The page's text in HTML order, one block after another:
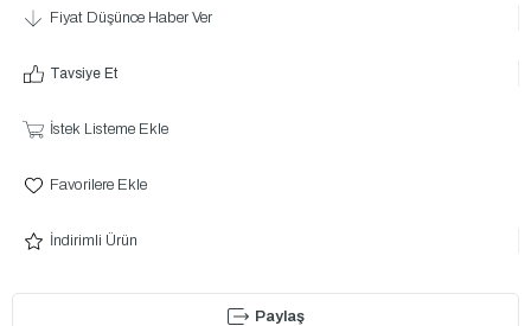
Fiyat Düşünce Haber Ver
Tavsiye Et
İstek Listeme Ekle
Favorilere Ekle
İndirimli Ürün
Paylaş